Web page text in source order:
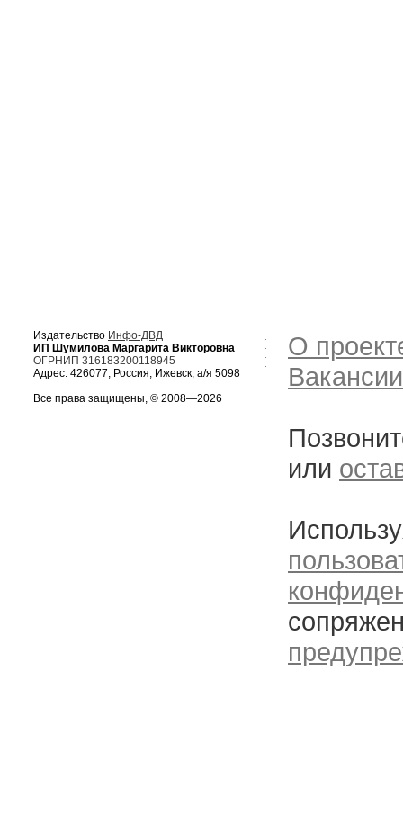
Издательство Инфо-ДВД
ИП Шумилова Маргарита Викторовна
ОГРНИП 316183200118945
Адрес: 426077, Россия, Ижевск, а/я 5098
Все права защищены, © 2008—2026
О
Вакансии
или